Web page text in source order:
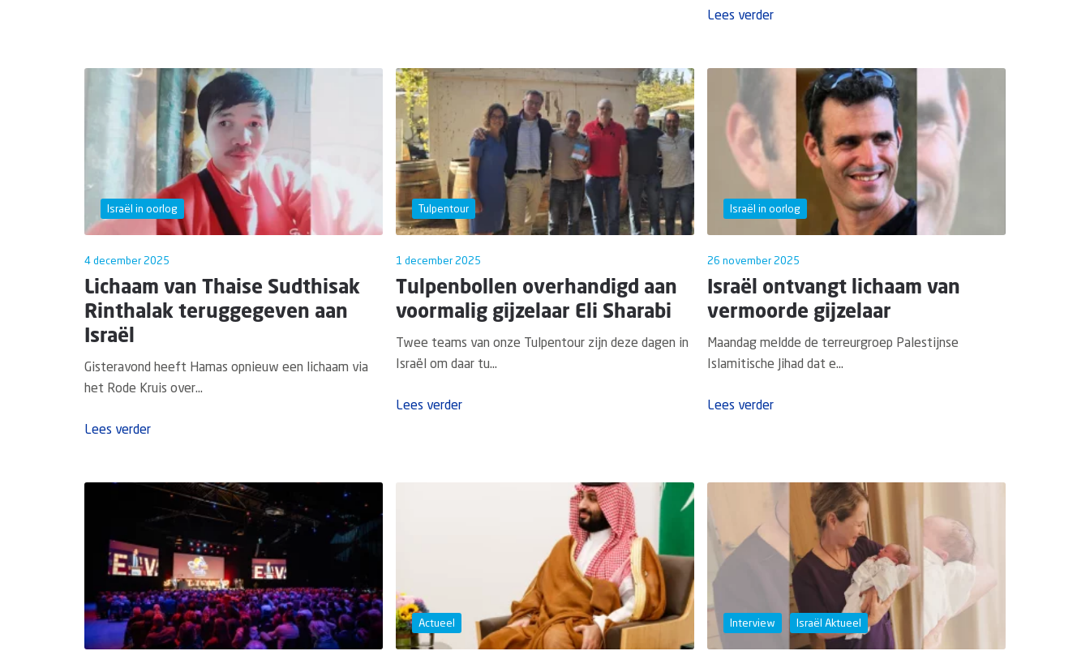
Lees verder
Israël in oorlog
4 december 2025
Lichaam van Thaise Sudthisak
Rinthalak teruggegeven aan
Israël
Gisteravond heeft Hamas opnieuw een lichaam via
het Rode Kruis over...
Lees verder
Tulpentour
1 december 2025
Tulpenbollen overhandigd aan
voormalig gijzelaar Eli Sharabi
Twee teams van onze Tulpentour zijn deze dagen in
Israël om daar tu...
Lees verder
Israël in oorlog
26 november 2025
Israël ontvangt lichaam van
vermoorde gijzelaar
Maandag meldde de terreurgroep Palestijnse
Islamitische Jihad dat e...
Lees verder
Actueel Interview Israël Aktueel